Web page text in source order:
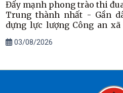
Đẩy mạnh phong trào thi
Trung thành nhất - Gần
dựng lực lượng Công an xã
03/08/2026